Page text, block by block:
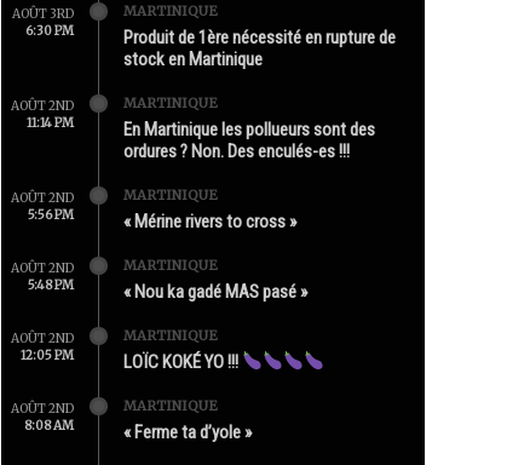
AOÛT 3RD
6:30 PM
MARTINIQUE
Produit de 1ère nécessité en rupture de
stock en Martinique
AOÛT 2ND
11:14 PM
MARTINIQUE
En Martinique les pollueurs sont des
ordures ? Non. Des enculés-es !!!
AOÛT 2ND
5:56 PM
MARTINIQUE
« Mérine rivers to cross »
AOÛT 2ND
5:48 PM
MARTINIQUE
« Nou ka gadé MAS pasé »
AOÛT 2ND
12:05 PM
MARTINIQUE
LOÏC KOKÉ YO !!!
AOÛT 2ND
8:08 AM
MARTINIQUE
« Ferme ta d’yole »